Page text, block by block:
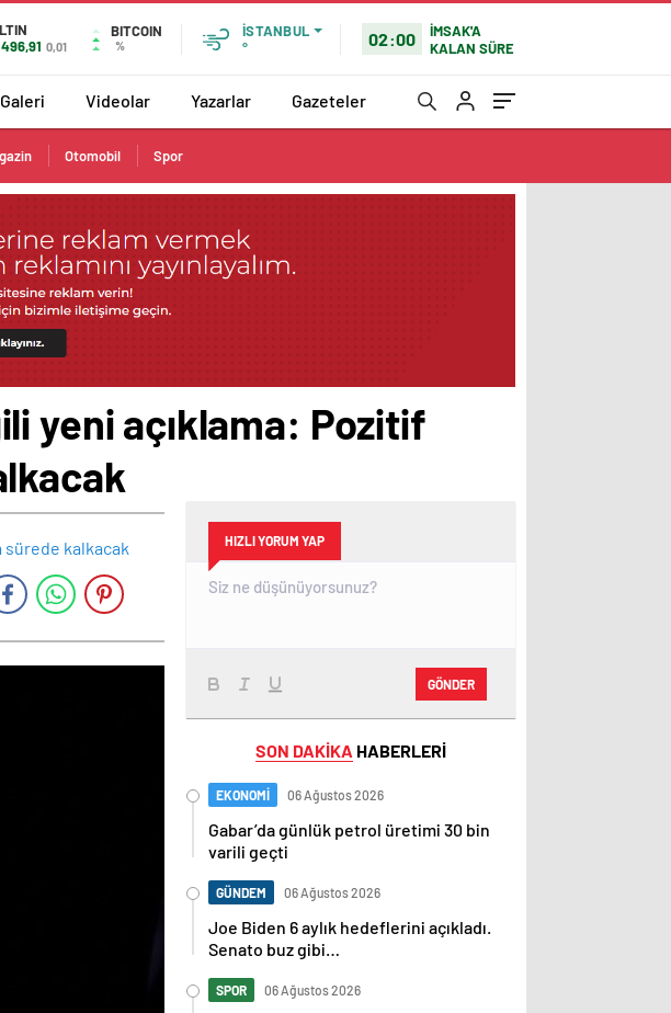
0,01
BITCOIN
%
İSTANBUL
°
02:00
İMSAK'A
KALAN SÜRE
Videolar Yazarlar Gazeteler
Otomobil Spor
yeni açıklama: Pozitif
HIZLI YORUM YAP
GÖNDER
SON DAKİKA HABERLERİ
EKONOMİ 06 Ağustos 2026
Gabar’da günlük petrol üretimi 30 bin
varili geçti
GÜNDEM 06 Ağustos 2026
Joe Biden 6 aylık hedeflerini açıkladı.
Senato buz gibi…
SPOR 06 Ağustos 2026